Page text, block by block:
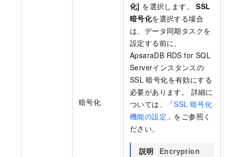
暗号化
化] を選択します。SSL
暗号化を選択する場合
は、データ同期タスクを
設定する前に、
ApsaraDB RDS for SQL
Serverインスタンスの
SSL 暗号化を有効にする
必要があります。 詳細に
ついては、「SSL 暗号化
機能の設定 」をご参照く
ださい。
説明
Encryption